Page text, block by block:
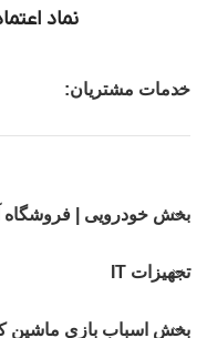
نماد
خدمات مشتریان:
بخش خودرویی | فروشگاه
تجهیزات IT
بخش اسباب بازی ماشین